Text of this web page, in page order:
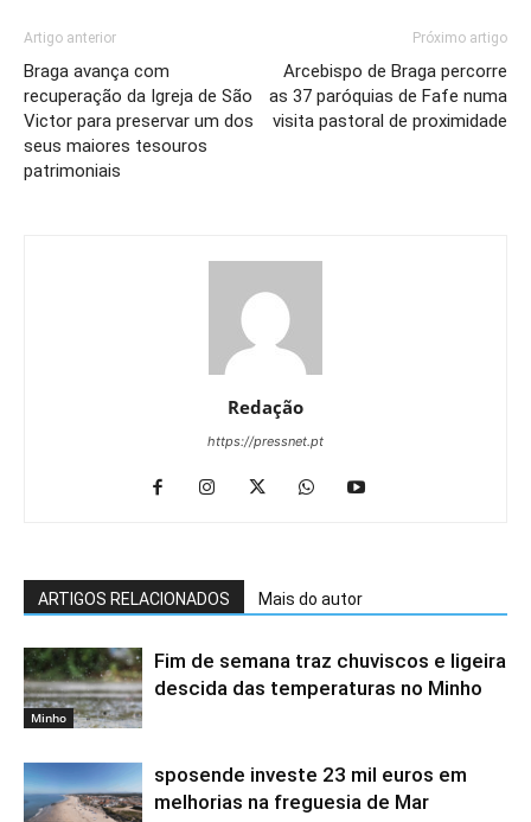
Artigo anterior
Braga avança com
recuperação da Igreja de São
Victor para preservar um dos
seus maiores tesouros
patrimoniais
Próximo artigo
Arcebispo de Braga percorre
as 37 paróquias de Fafe numa
visita pastoral de proximidade
Redação
https://pressnet.pt
ARTIGOS RELACIONADOS Mais do autor
Minho
Fim de semana traz chuviscos e ligeira
descida das temperaturas no Minho
sposende investe 23 mil euros em
melhorias na freguesia de Mar